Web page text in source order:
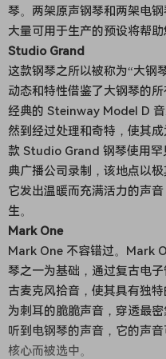
琴。两架原声钢琴和两架电
大量可用于生产的预设将帮助
Studio Grand
这款钢琴之所以被称为“大钢
动态和特性借鉴了大钢琴的
经典的 Steinway Model D
然到经过处理和奇特，使其
款 Studio Grand 钢琴使用罕
典广播公司录制，该地点以
它发出温暖而充满活力的声
生。
Mark One
Mark One 不容错过。Mark
琴之一为基础，通过复古电
古麦克风拾音，使其具有独
为刺耳的脆脆声音，穿透最
听到电钢琴的声音，它的声
核心而被选中。